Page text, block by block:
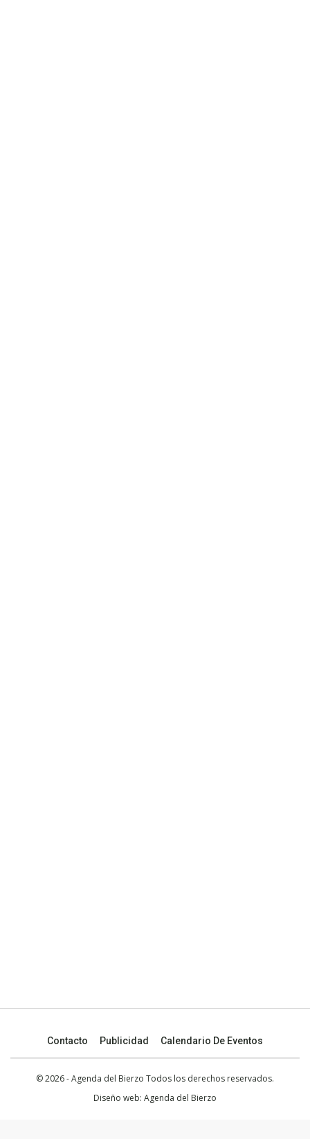
Contacto Publicidad Calendario De Eventos
© 2026 - Agenda del Bierzo Todos los derechos reservados.
Diseño web: Agenda del Bierzo